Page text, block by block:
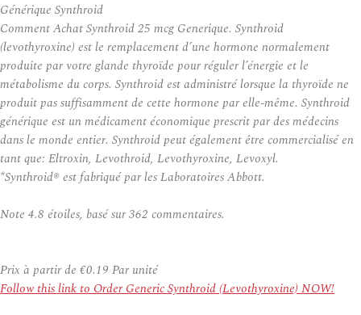
Générique Synthroid
Comment Achat Synthroid 25 mcg Generique. Synthroid
(levothyroxine) est le remplacement d’une hormone normalement
produite par votre glande thyroïde pour réguler l’énergie et le
métabolisme du corps. Synthroid est administré lorsque la thyroïde ne
produit pas suffisamment de cette hormone par elle-même. Synthroid
générique est un médicament économique prescrit par des médecins
dans le monde entier. Synthroid peut également être commercialisé en
tant que: Eltroxin, Levothroid, Levothyroxine, Levoxyl.
*Synthroid® est fabriqué par les Laboratoires Abbott.
Note 4.8 étoiles, basé sur362 commentaires.
Prix à partir de €0.19 Par unité
Follow this link to Order Generic Synthroid (Levothyroxine) NOW!